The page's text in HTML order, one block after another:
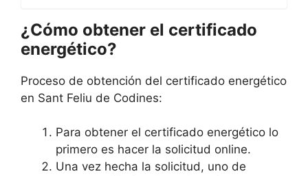
¿Cómo obtener el certificado
energético?
Proceso de obtención del certificado energético
en Sant Feliu de Codines:
Para obtener el certificado energético lo
primero es hacer la solicitud online.
Una vez hecha la solicitud, uno de